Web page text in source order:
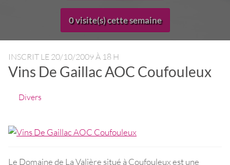
0 visite(s) cette semaine
INSCRIT LE 20/10/2009 À 18 H
Vins De Gaillac AOC Coufouleux
Divers
Le Domaine de La Valière situé à Coufouleux est une